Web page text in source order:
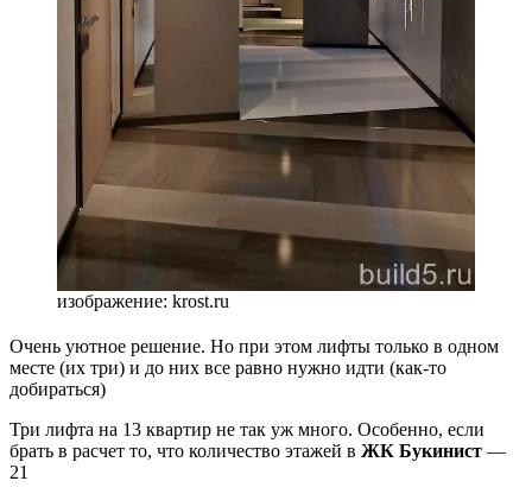
изображение: krost.ru
Очень уютное решение. Но при этом лифты только в одном
месте (их три) и до них все равно нужно идти (как-то
добираться)
Три лифта на 13 квартир не так уж много. Особенно, если
брать в расчет то, что количество этажей в ЖК Букинист —
21